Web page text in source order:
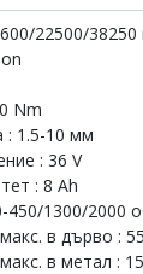
22500/38250
Nm
: 1.5-10 мм
: 36 V
: 8 Ah
1300/2000
в дърво :
в метал :